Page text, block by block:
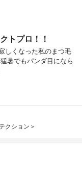
トプロ！！
しくなった私のまつ毛
暑でもパンダ目になら
クション＞